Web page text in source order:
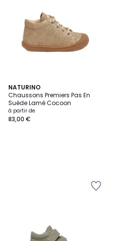
NATURINO
Chaussons Premiers Pas En
Suède Lamé Cocoon
à partir de
83,00 €